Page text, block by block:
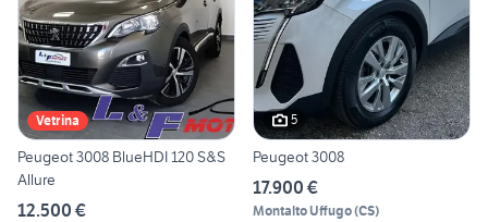
Vetrina
Peugeot 3008 BlueHDI 120 S&S
Allure
12.500 €
5
Peugeot 3008
17.900 €
Montalto Uffugo(CS)